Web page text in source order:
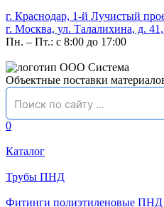
г. Краснодар, 1-й Лучистый
г. Москва, ул. Талалихина, д.
Пн. – Пт.: с 8:00 до 17:00
Объектные поставки
0
Каталог
Трубы ПНД
Фитинги полиэтиленовые ПНД